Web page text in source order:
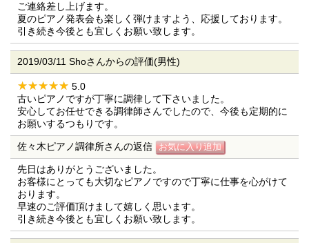
ご連絡差し上げます。
夏のピアノ発表会も楽しく弾けますよう、応援しております。
引き続き今後とも宜しくお願い致します。
2019/03/11 Shoさんからの評価(男性)
5.0
古いピアノですが丁寧に調律して下さいました。
安心してお任せできる調律師さんでしたので、今後も定期的に
お願いするつもりです。
佐々木ピアノ調律所さんの返信
先日はありがとうございました。
お客様にとっても大切なピアノですので丁寧に仕事を心がけて
おります。
早速のご評価頂けまして嬉しく思います。
引き続き今後とも宜しくお願い致します。